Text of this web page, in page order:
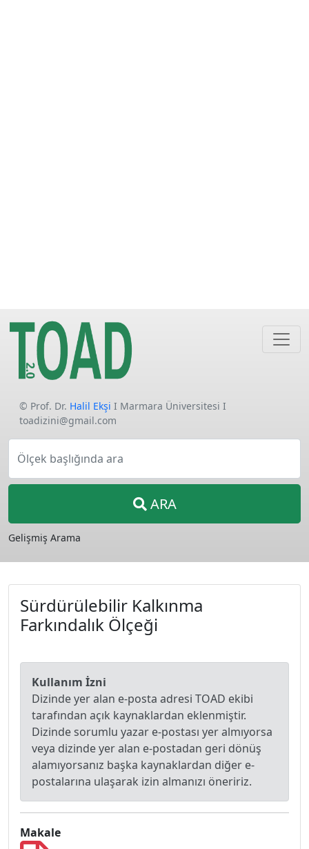
© Prof. Dr. Halil Ekşi I Marmara Üniversitesi I
toadizini@gmail.com
Ölçek başlığında ara
ARA
Gelişmiş Arama
Sürdürülebilir Kalkınma
Farkındalık Ölçeği
Kullanım İzni
Dizinde yer alan e-posta adresi TOAD ekibi
tarafından açık kaynaklardan eklenmiştir.
Dizinde sorumlu yazar e-postası yer almıyorsa
veya dizinde yer alan e-postadan geri dönüş
alamıyorsanız başka kaynaklardan diğer e-
postalarına ulaşarak izin almanızı öneririz.
Makale